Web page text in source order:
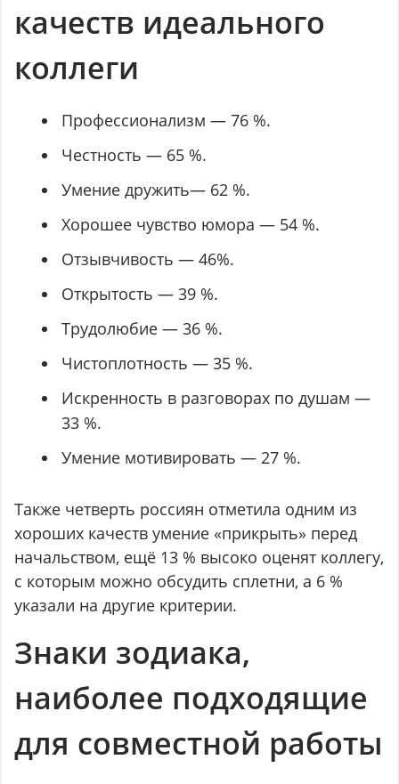
качеств идеального
коллеги
Профессионализм — 76 %.
Честность — 65 %.
Умение дружить— 62 %.
Хорошее чувство юмора — 54 %.
Отзывчивость — 46%.
Открытость — 39 %.
Трудолюбие — 36 %.
Чистоплотность — 35 %.
Искренность в разговорах по душам —
33 %.
Умение мотивировать — 27 %.
Также четверть россиян отметила одним из
хороших качеств умение «прикрыть» перед
начальством, ещё 13 % высоко оценят коллегу,
с которым можно обсудить сплетни, а 6 %
указали на другие критерии.
Знаки зодиака,
наиболее подходящие
для совместной работы